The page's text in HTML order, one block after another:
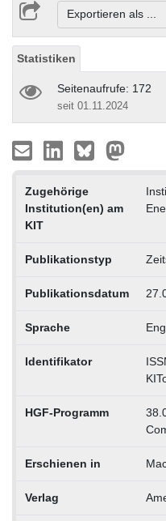
Exportieren als ...
Statistiken
Seitenaufrufe: 172
seit 01.11.2024
Zugehörige
Institution(en) am
KIT
Publikationstyp
Publikationsdatum
Sprache
Identifikator
HGF-Programm
Erschienen in
Verlag